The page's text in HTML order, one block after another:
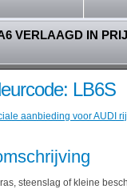
VERLAAGD IN
LB6S
aanbieding voor AUDI
steenslag of kleine